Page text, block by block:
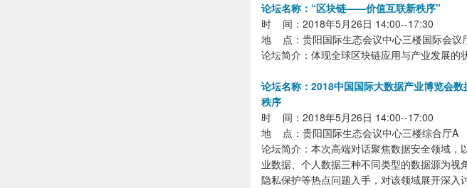
论坛名称：“区块链——价值互联新秩序”
时 间：2018年5月26日 14:00--17:30
地 点：贵阳国际生态会议中心三楼国际会议
论坛简介：体现全球区块链应用与产业发展的
论坛名称：2018中国国际大数据产业博览会
秩序
时 间：2018年5月26日 14:00--17:00
地 点：贵阳国际生态会议中心三楼综合厅A
论坛简介：本次高端对话聚焦数据安全领域，
业数据、个人数据三种不同类型的数据源为
隐私保护等热点问题入手，对该领域展开深入